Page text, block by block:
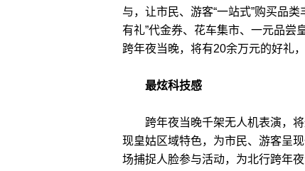
与，让市民、游客“一站式”购买品
有礼”代金券、花车集市、一元品尝
跨年夜当晚，将有20余万元的好礼
最炫科技感
跨年夜当晚千架无人机表演，将
现皇姑区域特色，为市民、游客呈
场捕捉人脸参与活动，为北行跨年